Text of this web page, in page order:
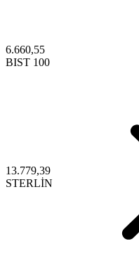
6.660,55
BIST 100
13.779,39
STERLİN